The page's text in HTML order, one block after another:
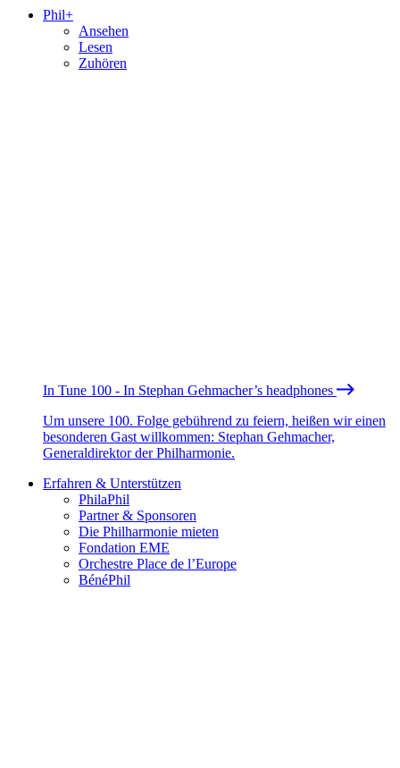
Phil+
Ansehen
Lesen
Zuhören
In Tune 100 - In Stephan Gehmacher’s headphones
Um unsere 100. Folge gebührend zu feiern, heißen wir einen
besonderen Gast willkommen: Stephan Gehmacher,
Generaldirektor der Philharmonie.
Erfahren & Unterstützen
PhilaPhil
Partner & Sponsoren
Die Philharmonie mieten
Fondation EME
Orchestre Place de l’Europe
BénéPhil